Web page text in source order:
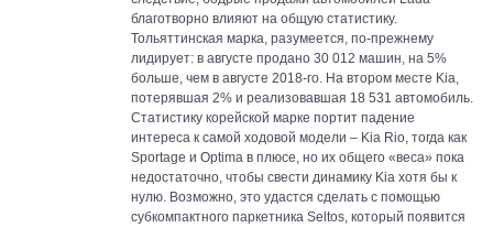
благотворно влияют на общую статистику.
Тольяттинская марка, разумеется, по-прежнему
лидирует: в августе продано 30 012 машин, на 5%
больше, чем в августе 2018-го. На втором месте Kia,
потерявшая 2% и реализовавшая 18 531 автомобиль.
Статистику корейской марке портит падение
интереса к самой ходовой модели – Kia Rio, тогда как
Sportage и Optima в плюсе, но их общего «веса» пока
недостаточно, чтобы свести динамику Kia хотя бы к
нулю. Возможно, это удастся сделать с помощью
субкомпактного паркетника Seltos, который появится